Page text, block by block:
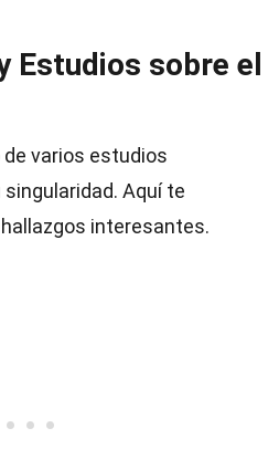
Estudios sobre el
de varios estudios
Aquí te
interesantes.